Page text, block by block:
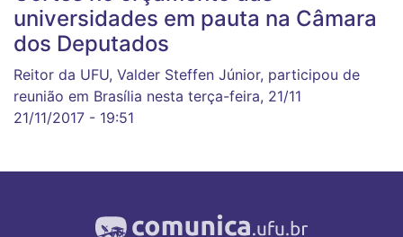
universidades em pauta na Câmara
dos Deputados
Reitor da UFU, Valder Steffen Júnior, participou de
reunião em Brasília nesta terça-feira, 21/11
21/11/2017 - 19:51